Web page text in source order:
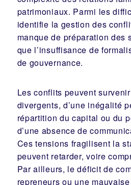
patrimoniaux. Parmi les
identifie la gestion des
manque de préparation des
que l’insuffisance de
de gouvernance.
Les conflits peuvent
divergents, d’une inégalité
répartition du capital ou du
d’une absence de
Ces tensions fragilisent la
peuvent retarder, voire
Par ailleurs, le déficit de
repreneurs ou une